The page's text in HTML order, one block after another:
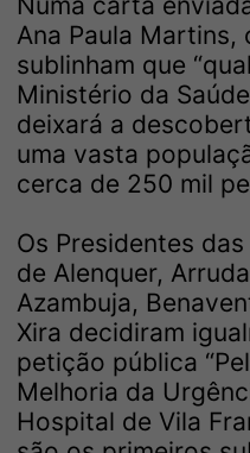
Ana Paula Martins,
sublinham que
Ministério da
deixará a
uma vasta
cerca de 250 mil
Os Presidentes
de Alenquer,
Azambuja,
Xira decidiram
petição pública
Melhoria da
Hospital de Vila